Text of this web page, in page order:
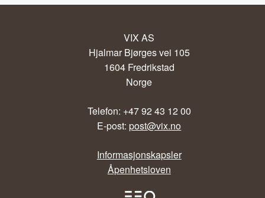
VIX AS
Hjalmar Bjørges vei 105
1604 Fredrikstad
Norge
Telefon: +47 92 43 12 00
E-post:post@vix.no
Informasjonskapsler
Åpenhetsloven